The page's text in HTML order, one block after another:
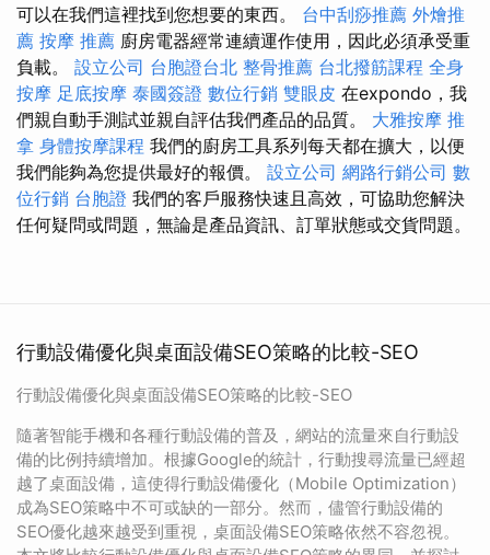
可以在我們這裡找到您想要的東西。 台中刮痧推薦 外燴推
薦 按摩 推薦 廚房電器經常連續運作使用，因此必須承受重
負載。 設立公司 台胞證台北 整骨推薦 台北撥筋課程 全身
按摩 足底按摩 泰國簽證 數位行銷 雙眼皮 在expondo，我
們親自動手測試並親自評估我們產品的品質。 大雅按摩 推
拿 身體按摩課程 我們的廚房工具系列每天都在擴大，以便
我們能夠為您提供最好的報價。 設立公司 網路行銷公司 數
位行銷 台胞證 我們的客戶服務快速且高效，可協助您解決
任何疑問或問題，無論是產品資訊、訂單狀態或交貨問題。
行動設備優化與桌面設備SEO策略的比較-SEO
行動設備優化與桌面設備SEO策略的比較-SEO
隨著智能手機和各種行動設備的普及，網站的流量來自行動設
備的比例持續增加。根據Google的統計，行動搜尋流量已經超
越了桌面設備，這使得行動設備優化（Mobile Optimization）
成為SEO策略中不可或缺的一部分。然而，儘管行動設備的
SEO優化越來越受到重視，桌面設備SEO策略依然不容忽視。